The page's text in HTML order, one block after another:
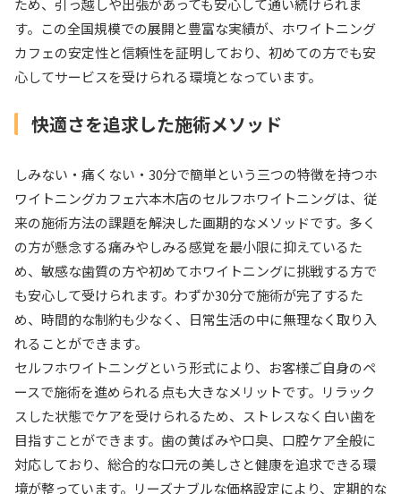
ため、引っ越しや出張があっても安心して通い続けられま
す。この全国規模での展開と豊富な実績が、ホワイトニング
カフェの安定性と信頼性を証明しており、初めての方でも安
心してサービスを受けられる環境となっています。
快適さを追求した施術メソッド
しみない・痛くない・30分で簡単という三つの特徴を持つホ
ワイトニングカフェ六本木店のセルフホワイトニングは、従
来の施術方法の課題を解決した画期的なメソッドです。多く
の方が懸念する痛みやしみる感覚を最小限に抑えているた
め、敏感な歯質の方や初めてホワイトニングに挑戦する方で
も安心して受けられます。わずか30分で施術が完了するた
め、時間的な制約も少なく、日常生活の中に無理なく取り入
れることができます。
セルフホワイトニングという形式により、お客様ご自身のペ
ースで施術を進められる点も大きなメリットです。リラック
スした状態でケアを受けられるため、ストレスなく白い歯を
目指すことができます。歯の黄ばみや口臭、口腔ケア全般に
対応しており、総合的な口元の美しさと健康を追求できる環
境が整っています。リーズナブルな価格設定により、定期的な